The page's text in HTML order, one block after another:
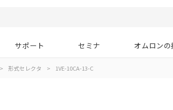
サポート セミナ オムロン
> 形式セレクタ > 1VE-10CA-13-C